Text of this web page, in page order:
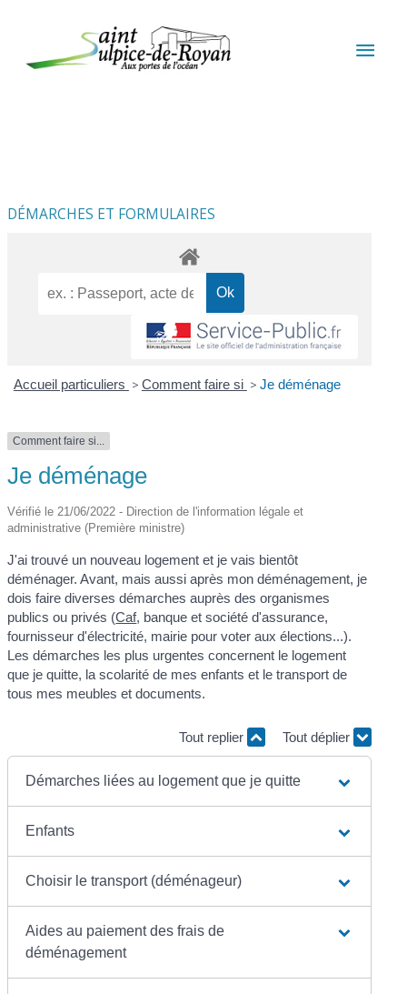
DÉMARCHES ET FORMULAIRES
Accueil particuliers > Comment faire si > Je déménage
Comment faire si...
Je déménage
Vérifié le 21/06/2022 - Direction de l'information légale et
administrative (Première ministre)
J'ai trouvé un nouveau logement et je vais bientôt
déménager. Avant, mais aussi après mon déménagement, je
dois faire diverses démarches auprès des organismes
publics ou privés (Caf, banque et société d'assurance,
fournisseur d'électricité, mairie pour voter aux élections...).
Les démarches les plus urgentes concernent le logement
que je quitte, la scolarité de mes enfants et le transport de
tous mes meubles et documents.
Tout replier Tout déplier
Démarches liées au logement que je quitte
Enfants
Choisir le transport (déménageur)
Aides au paiement des frais de
déménagement